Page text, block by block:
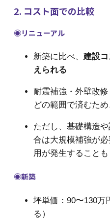
2. コスト面での比較
◉リニューアル
新築に比べ、 建設
えられる
耐震補強・外壁改
どの範囲で済むた
ただし、基礎構造
合は大規模補強が
用が発生することも
◉新築
坪単価：90〜130万
る）